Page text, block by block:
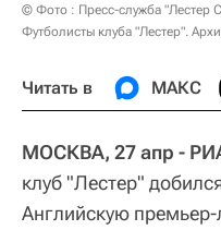
© Фото : Пресс-служба "Лестер
Футболисты клуба "Лестер".
Читать в МАКС
МОСКВА, 27 апр -
клуб "Лестер"
Английскую премьер-